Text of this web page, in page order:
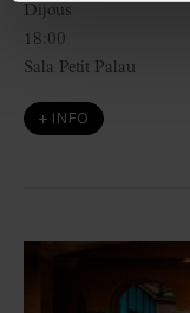
18:00
Dijous
Sala Petit Palau
+ INFO